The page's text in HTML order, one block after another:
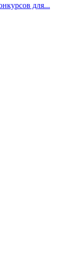
для...